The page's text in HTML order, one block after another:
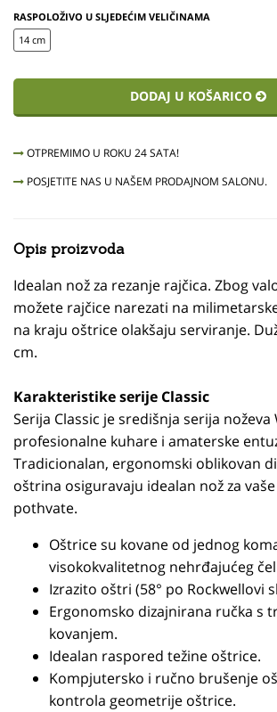
RASPOLOŽIVO U SLJEDEĆIM VELIČINAMA
14 cm
DODAJ U KOŠARICO
OTPREMIMO U ROKU 24 SATA!
POSJETITE NAS U NAŠEM PRODAJNOM SALONU.
Opis proizvoda
Idealan nož za rezanje rajčica. Zbog
možete rajčice narezati na
na kraju oštrice olakšaju serviranje.
cm.
Karakteristike serije Classic
Serija Classic je središnja serija noževa
profesionalne kuhare i amaterske
Tradicionalan, ergonomski oblikovan
oštrina osiguravaju idealan nož za
pothvate.
Oštrice su kovane od jednog
visokokvalitetnog nehrđajućeg
Izrazito oštri (58° po Rockwellovi
Ergonomsko dizajnirana ručka s
kovanjem.
Idealan raspored težine oštrice.
Kompjutersko i ručno brušenje
kontrola geometrije oštrice.